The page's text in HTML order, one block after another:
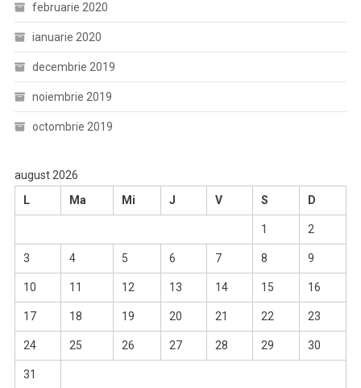
februarie 2020
ianuarie 2020
decembrie 2019
noiembrie 2019
octombrie 2019
august 2026
L
Ma Mi J V S D
1 2
3 4 5 6 7 8 9
10 11 12 13 14 15 16
17 18 19 20 21 22 23
24 25 26 27 28 29 30
31